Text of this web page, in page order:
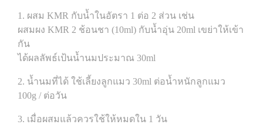
1. ผสม KMR กับน้ำในอัตรา 1 ต่อ 2 ส่วน เช่น
ผสมผง KMR 2 ช้อนชา (10ml) กับน้ำอุ่น 20ml เขย่าให้เข้า
กัน
ได้ผลลัพธ์เป้นน้ำนมประมาณ 30ml
2. น้ำนมที่ได้ ใช้เลี้ยงลูกแมว 30ml ต่อน้ำหนักลูกแมว
100g / ต่อวัน
3. เมื่อผสมแล้วควรใช้ให้หมดใน 1 วัน